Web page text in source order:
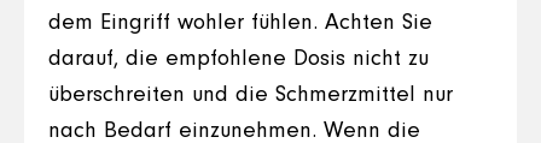
dem Eingriff wohler fühlen. Achten Sie
darauf, die empfohlene Dosis nicht zu
überschreiten und die Schmerzmittel nur
nach Bedarf einzunehmen. Wenn die